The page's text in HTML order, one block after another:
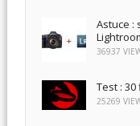
Astuce :
36937
Test :
25269